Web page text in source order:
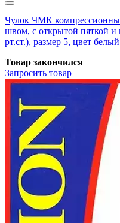
Чулок ЧМК
швом, с открытой пяткой
рт.ст.), размер 5, цвет
Товар закончился
Запросить товар